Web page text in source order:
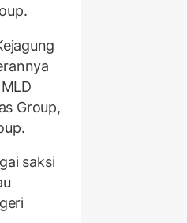
Group,
saksi